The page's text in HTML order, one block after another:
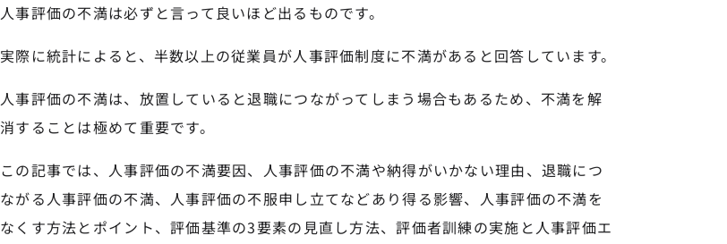
人事評価の不満は必ずと言って良いほど出るものです。
実際に統計によると、半数以上の従業員が人事評価制度に不満があると回答しています。
人事評価の不満は、放置していると退職につながってしまう場合もあるため、不満を解
消することは極めて重要です。
この記事では、人事評価の不満要因、人事評価の不満や納得がいかない理由、退職につ
ながる人事評価の不満、人事評価の不服申し立てなどあり得る影響、人事評価の不満を
なくす方法とポイント、評価基準の3要素の見直し方法、評価者訓練の実施と人事評価エ